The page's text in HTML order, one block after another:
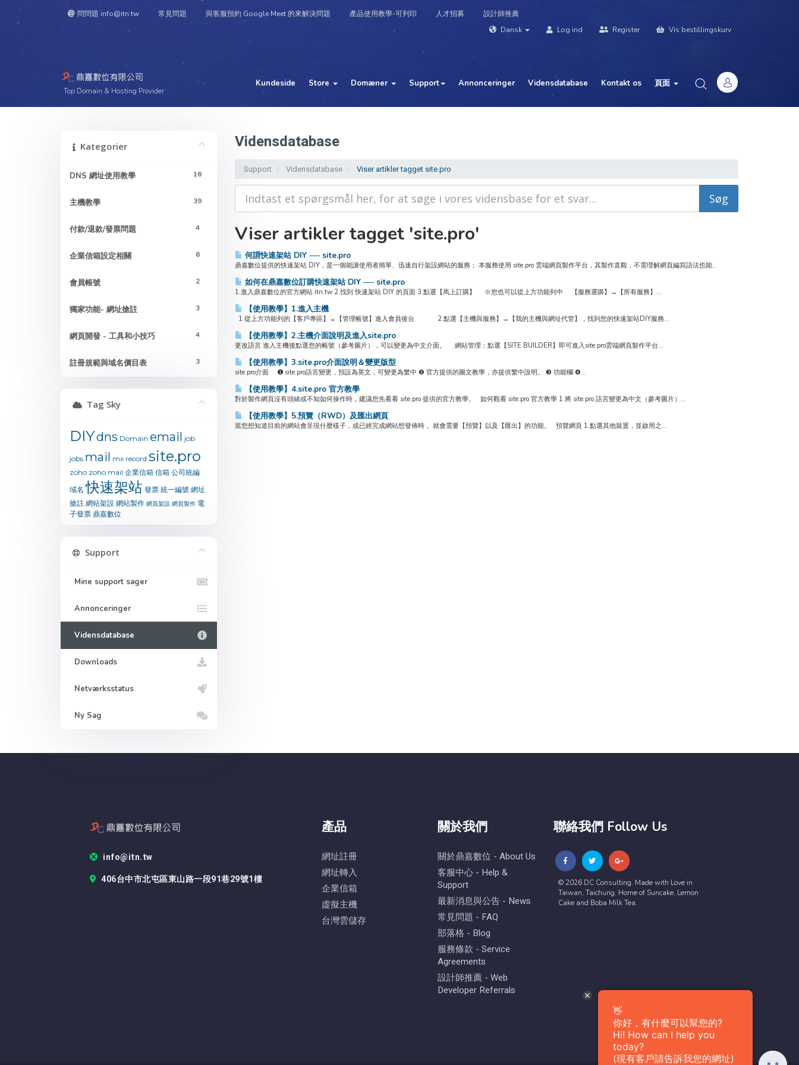
問問題 info@itn.tw 常見問題 與客服預約 Google Meet 的來解決問題 產品使用教學-可列印 人才招募
設計師推薦
Dansk
Log ind Register Vis bestillingskurv
Top Domain & Hosting Provider
Kundeside Store Domæner Support Annonceringer Vidensdatabase Kontakt os 頁面
Vidensdatabase
Support Vidensdatabase Viser artikler tagget site.pro
Kategorier
16
DNS 網址使用教學
39
主機教學
4
付款/退款/發票問題
6
企業信箱設定相關
2
會員帳號
3
獨家功能- 網址搶註
4
網頁開發 - 工具和小技巧
3
註冊規範與域名價目表
Viser artikler tagget 'site.pro'
何謂快速架站 DIY ── site.pro
鼎嘉數位提供的快速架站 DIY，是一個能讓使用者簡單、迅速自行架設網站的服務； 本服務使用 site.pro 雲端網頁製作平台，其製作直觀，不需理解網頁編寫語法也能...
如何在鼎嘉數位訂購快速架站 DIY ── site.pro
1.進入鼎嘉數位的官方網站 itn.tw 2.找到 快速架站 DIY 的頁面 3.點選【馬上訂購】 ※您也可以從上方功能列中 【服務選購】→【所有服務】...
【使用教學】1.進入主機
1.從上方功能列的【客戶專區】→【管理帳號】進入會員後台 2.點選【主機與服務】→【我的主機與網址代管】，找到您的快速架站DIY服務...
【使用教學】2.主機介面說明及進入site.pro
更改語言 進入主機後點選您的帳號（參考圖片），可以變更為中文介面。 網站管理：點選【SITE BUILDER】即可進入site.pro雲端網頁製作平台...
【使用教學】3.site.pro介面說明＆變更版型
site.pro介面 ➊ site.pro語言變更，預設為英文，可變更為繁中 ❷ 官方提供的圖文教學，亦提供繁中說明。 ❸ 功能欄 ❹...
【使用教學】4.site.pro 官方教學
對於製作網頁沒有頭緒或不知如何操作時，建議您先看看 site.pro 提供的官方教學。 如何觀看 site.pro 官方教學 1.將 site.pro 語言變更為中文（參考圖片）...
【使用教學】5.預覽（RWD）及匯出網頁
當您想知道目前的網站會呈現什麼樣子，或已經完成網站想發佈時， 就會需要【預覽】以及【匯出】的功能。 預覽網頁 1.點選其他裝置，並啟用之...
Tag Sky
DIYdns Domain email job
jobs mail mx record site.pro
zoho zoho mail 企業信箱 信箱 公司統編
域名 快速架站 發票 統一編號 網址
搶註 網站架設 網站製作 網頁架設 網頁製作 電
子發票 鼎嘉數位
Support
Mine support sager
Annonceringer
Vidensdatabase
Downloads
Netværksstatus
Ny Sag
info@itn.tw
406台中市北屯區東山路一段91巷29號1樓
產品
網址註冊
網址轉入
企業信箱
虛擬主機
台灣雲儲存
關於我們
關於鼎嘉數位 - About Us
客服中心 - Help &
Support
最新消息與公告 - News
常見問題 - FAQ
部落格 - Blog
服務條款 - Service
Agreements
設計師推薦 - Web
Developer Referrals
聯絡我們 Follow Us
© 2026 DC Consulting. Made with Love in
Taiwan, Taichung. Home of Suncake, Lemon
Cake and Boba Milk Tea.
👋
你好，有什麼可以幫您的?
Hi! How can I help you
today?
(現有客戶請告訴我您的網址)